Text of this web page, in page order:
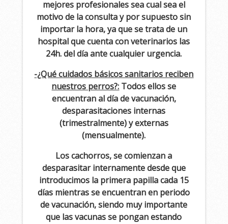
mejores profesionales sea cual sea el
motivo de la consulta y por supuesto sin
importar la hora, ya que se trata de un
hospital que cuenta con veterinarios las
24h. del día ante cualquier urgencia.
-¿Qué cuidados básicos sanitarios reciben
nuestros perros?: Todos ellos se
encuentran al día de vacunación,
desparasitaciones internas
(trimestralmente) y externas
(mensualmente).
Los cachorros, se comienzan a
desparasitar internamente desde que
introducimos la primera papilla cada 15
días mientras se encuentran en periodo
de vacunación, siendo muy importante
que las vacunas se pongan estando